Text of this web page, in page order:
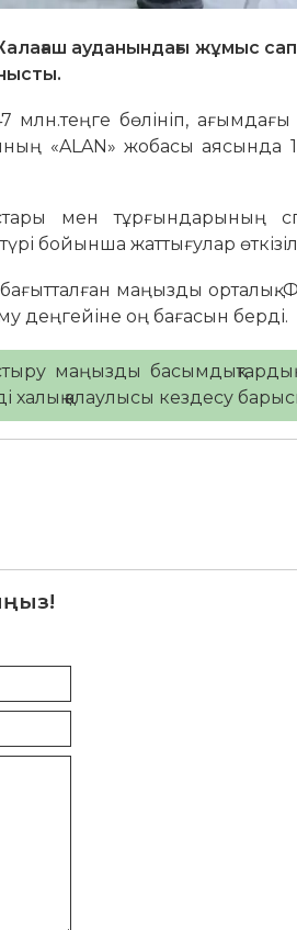
ауданындағы жұмыс
млн.теңге бөлініп,
«ALAN» жобасы аясында
мен тұрғындарының
бойынша жаттығулар
маңызды орталық.
деңгейіне оң бағасын берді.
маңызды
қалаулысы кездесу